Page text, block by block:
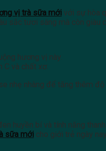
vị trà sữa mới với sự hòa
sắc tươi sáng mà còn
hương vị này.
C và chất xơ.
nhẹ nhàng để tăng thêm độ
huyền bí và tính năng
sữa mới cho giới trẻ ngày